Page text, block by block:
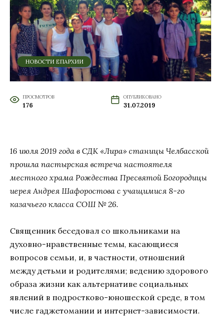
НОВОСТИ ЕПАРХИИ
ПРОСМОТРОВ
176
ОПУБЛИКОВАНО
31.07.2019
16 июля 2019 года в СДК «Лира» станицы Челбасской
прошла пастырская встреча настоятеля
местного храма Рождества Пресвятой Богородицы
иерея Андрея Шафоростова с учащимися 8-го
казачьего класса СОШ № 26.
Священник беседовал со школьниками на
духовно-нравственные темы, касающиеся
вопросов семьи, и, в частности, отношений
между детьми и родителями; ведению здорового
образа жизни как альтернативе социальных
явлений в подростково-юношеской среде, в том
числе гаджетомании и интернет-зависимости.